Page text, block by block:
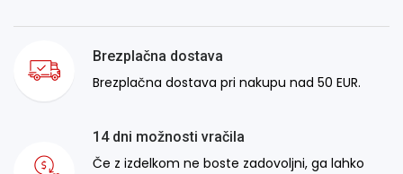
Brezplačna dostava
Brezplačna dostava pri nakupu nad 50 EUR.
14 dni možnosti vračila
Če z izdelkom ne boste zadovoljni, ga lahko